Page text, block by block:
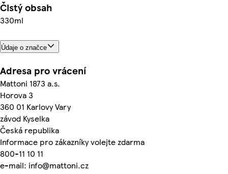
Čistý obsah
330ml
Údaje o značce
Adresa pro vrácení
Mattoni 1873 a.s.
Horova 3
360 01 Karlovy Vary
závod Kyselka
Česká republika
Informace pro zákazníky volejte zdarma
800-11 10 11
e-mail: info@mattoni.cz